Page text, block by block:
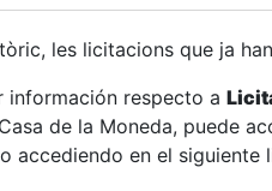
les licitacions que ja
respecto a
de la Moneda, puede
accediendo en el siguiente